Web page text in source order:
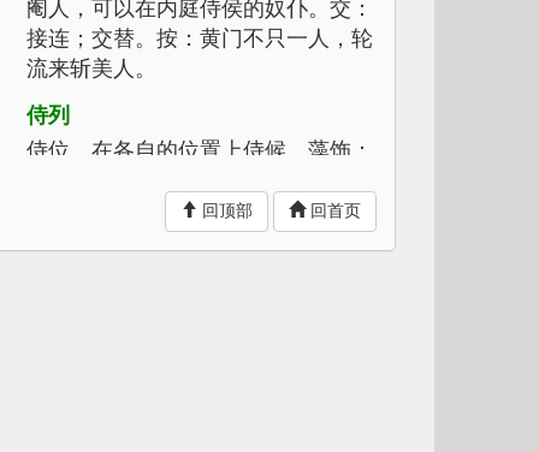
阉人，可以在内庭侍侯的奴仆。交：
接连；交替。按：黄门不只一人，轮
流来斩美人。
侍列
侍位，在各自的位置上侍候。藻饰：
回顶部 回首页